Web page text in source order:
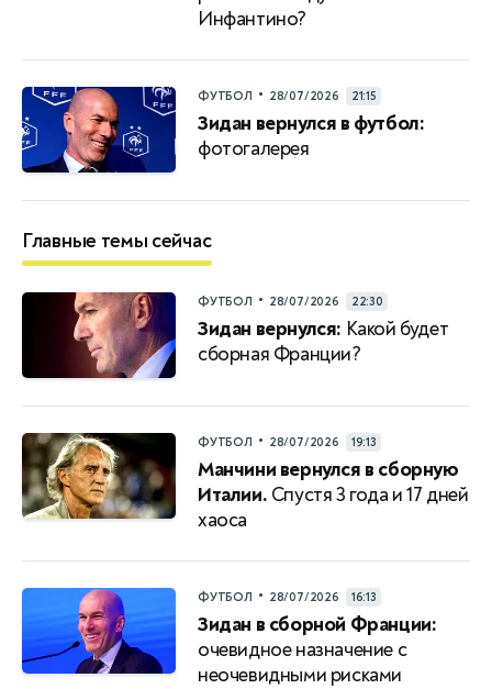
Инфантино?
ФУТБОЛ • 28/07/2026 21:15
Зидан вернулся в футбол:
фотогалерея
Главные темы сейчас
ФУТБОЛ • 28/07/2026 22:30
Зидан вернулся: Какой будет
сборная Франции?
ФУТБОЛ • 28/07/2026 19:13
Манчини вернулся в сборную
Италии. Спустя 3 года и 17 дней
хаоса
ФУТБОЛ • 28/07/2026 16:13
Зидан в сборной Франции:
очевидное назначение с
неочевидными рисками